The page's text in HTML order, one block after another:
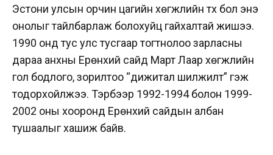
Эстони улсын орчин цагийн хөгжлийн түүх бол энэ
онолыг тайлбарлаж болохуйц гайхалтай жишээ.
1990 онд тус улс тусгаар тогтнолоо зарласны
дараа анхны Ерөнхий сайд Март Лаар хөгжлийн
гол бодлого, зорилтоо “дижитал шилжилт” гэж
тодорхойлжээ. Тэрбээр 1992-1994 болон 1999-
2002 оны хооронд Ерөнхий сайдын албан
тушаалыг хашиж байв.